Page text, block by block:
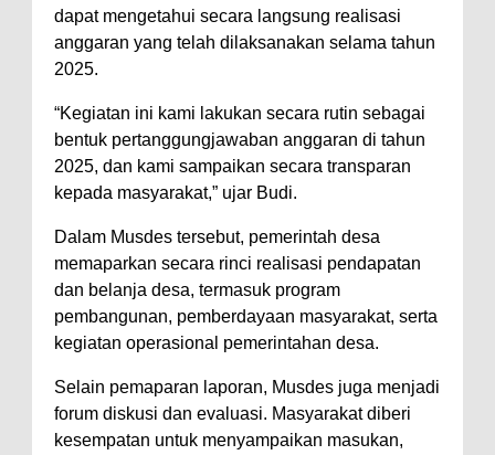
dapat mengetahui secara langsung realisasi
anggaran yang telah dilaksanakan selama tahun
2025.
“Kegiatan ini kami lakukan secara rutin sebagai
bentuk pertanggungjawaban anggaran di tahun
2025, dan kami sampaikan secara transparan
kepada masyarakat,” ujar Budi.
Dalam Musdes tersebut, pemerintah desa
memaparkan secara rinci realisasi pendapatan
dan belanja desa, termasuk program
pembangunan, pemberdayaan masyarakat, serta
kegiatan operasional pemerintahan desa.
Selain pemaparan laporan, Musdes juga menjadi
forum diskusi dan evaluasi. Masyarakat diberi
kesempatan untuk menyampaikan masukan,